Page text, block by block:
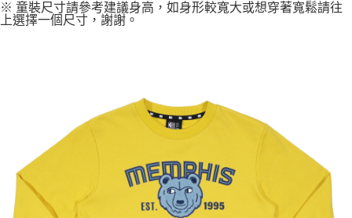
※ 童裝尺寸請參考建議身高，如身形較寬大或想穿著寬鬆請往
上選擇一個尺寸，謝謝。